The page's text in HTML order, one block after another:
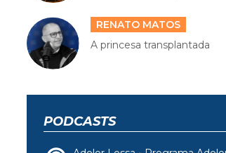
RENATO MATOS
A princesa transplantada
PODCASTS